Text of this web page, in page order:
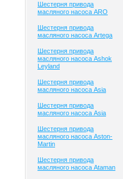
Шестерня привода
масляного насоса ARO
Шестерня привода
масляного насоса Artega
Шестерня привода
масляного насоса Ashok
Leyland
Шестерня привода
масляного насоса Asia
Шестерня привода
масляного насоса Asia
Шестерня привода
масляного насоса Aston-
Martin
Шестерня привода
масляного насоса Ataman